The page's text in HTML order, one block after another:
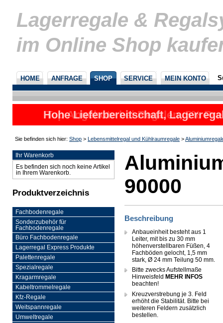
Lagerregale &
im Online Shop
HOME ANFRAGE SHOP SERVICE MEIN KONTO
Top Angebote bei Regalen, 5%
Hohe Lieferbereitschaft,
nicht
Sie befinden sich hier: Shop > Lebensmittelregal und Kühlraumregale >
Ihr Warenkorb
Es befinden sich noch keine Artikel
in Ihrem Warenkorb.
Produktverzeichnis
Fachbodenregale
Sonderzubehör für
Fachbodenregale
Büro Fachbodenregale
Lagerregal Express Produkte
Palettenregale
Spezialregale
Kragarmregale
Kabeltrommelregale
Kfz-Regale
Weitspannregale
Umweltregale
90000
Beschreibung
Anbaueinheit besteht aus 1
Leiter, mit bis zu 30 mm
höhenverstellbaren Füßen, 4
Fachböden gelocht, 1,5 mm
stark, Ø 24 mm Teilung 50 mm.
Bitte zwecks Aufstellmaße
Hinweisfeld MEHR INFOS
beachten!
Kreuzverstrebung je 3. Feld
erhöht die Stabilität. Bitte bei
weiteren Feldern zusätzlich
bestellen.